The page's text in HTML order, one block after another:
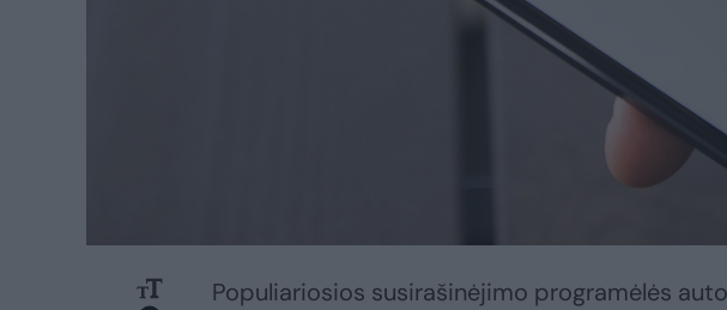
Populiariosios susirašinėjimo programėlės